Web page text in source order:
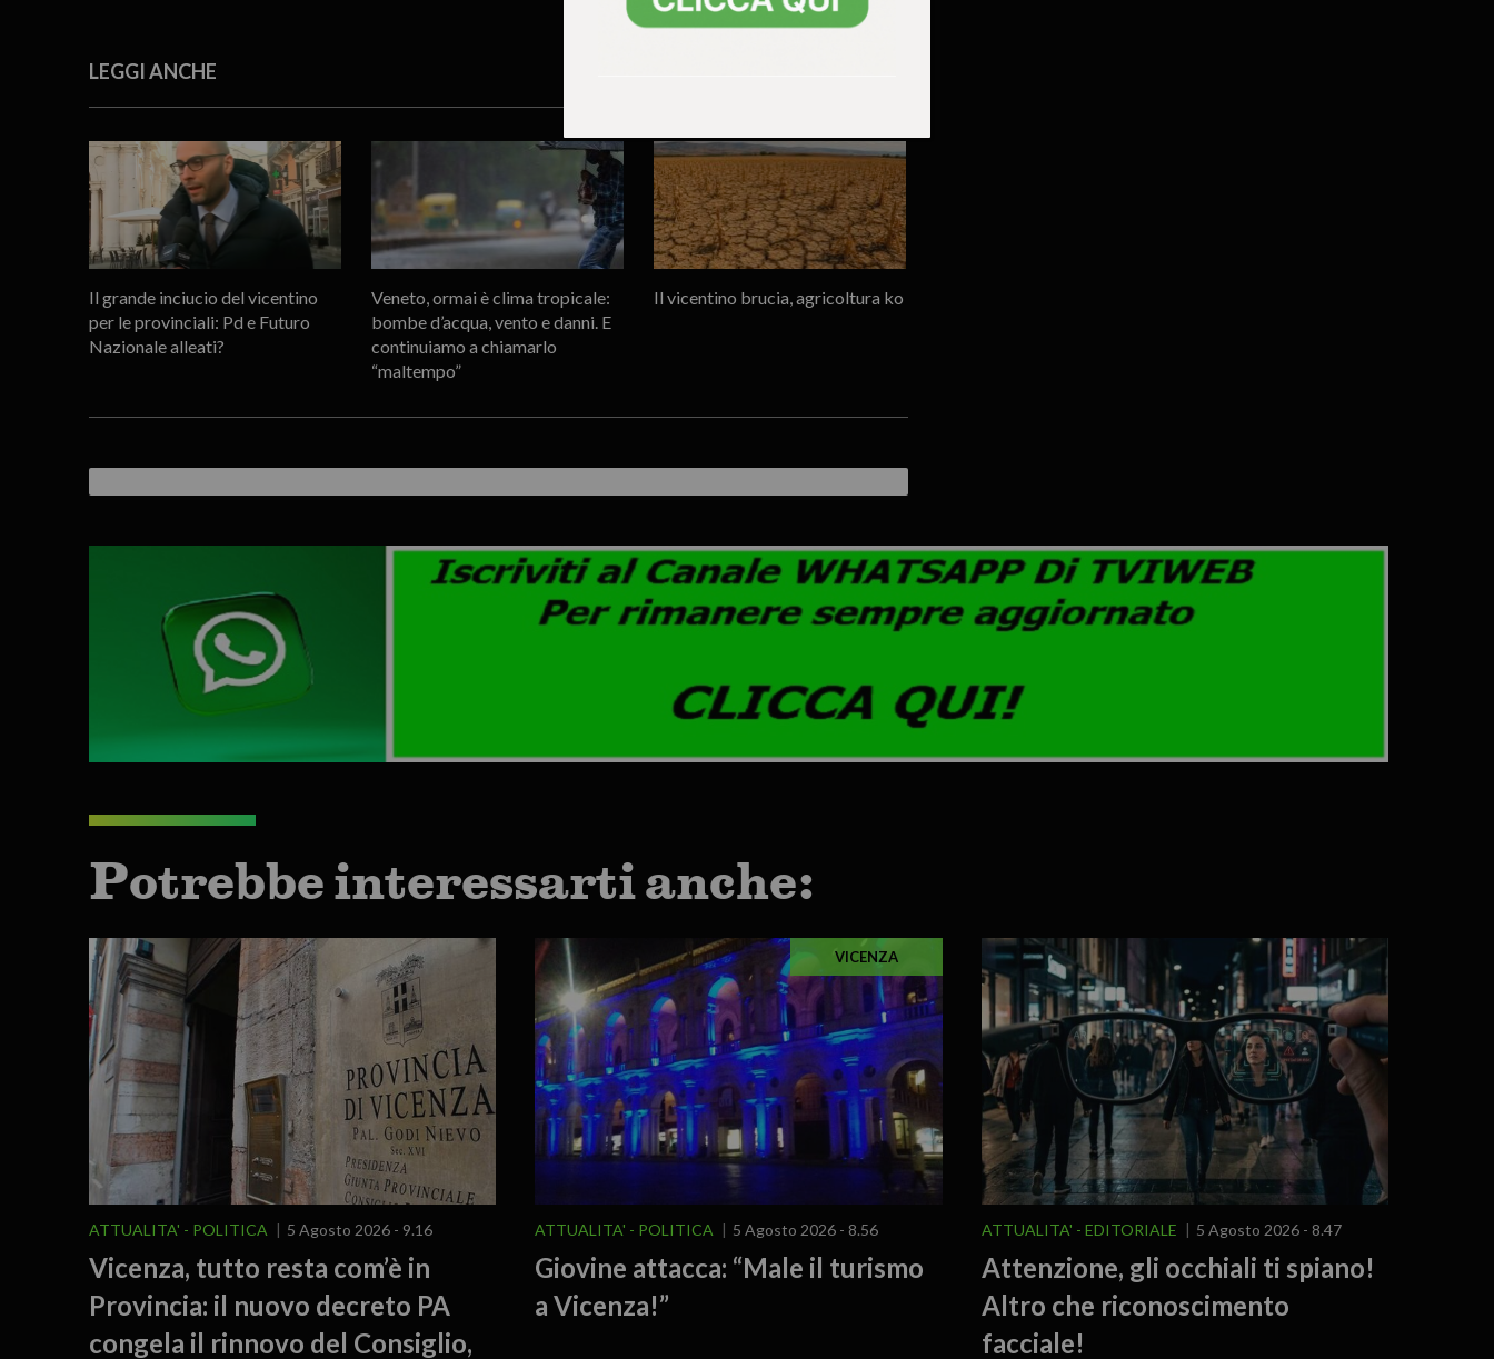
LEGGI ANCHE
Il grande inciucio del vicentino
per le provinciali: Pd e Futuro
Nazionale alleati?
Veneto, ormai è clima tropicale:
bombe d’acqua, vento e danni. E
continuiamo a chiamarlo
“maltempo”
Il vicentino brucia, agricoltura ko
Potrebbe interessarti anche:
ATTUALITA' POLITICA 5 Agosto 2026 - 9.16
Vicenza, tutto resta com’è in
Provincia: il nuovo decreto PA
congela il rinnovo del Consiglio,
VICENZA
ATTUALITA' POLITICA 5 Agosto 2026 - 8.56
Giovine attacca: “Male il turismo
a Vicenza!”
ATTUALITA' EDITORIALE 5 Agosto 2026 - 8.47
Attenzione, gli occhiali ti spiano!
Altro che riconoscimento
facciale!